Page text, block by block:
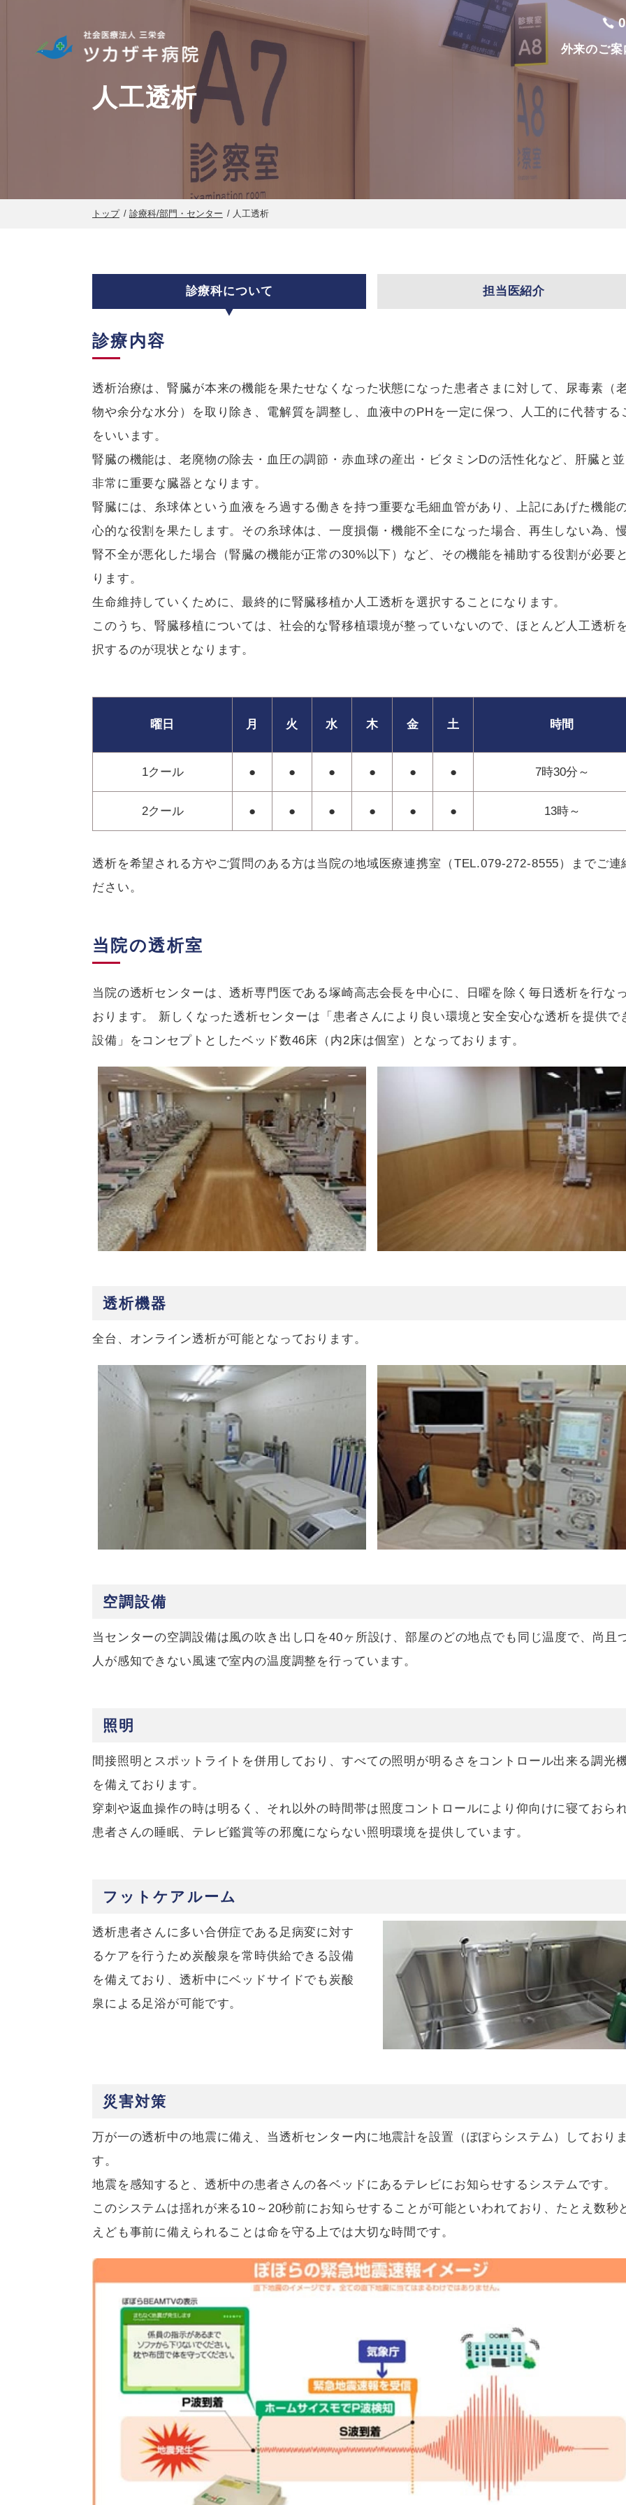
外来のご案
人工透析
トップ 診療科/部門・センター 人工透析
診療科について 担当医紹介
診療内容
透析治療は、腎臓が本来の機能を果たせなくなった状態になった患者さまに対して、尿毒素（
物や余分な水分）を取り除き、電解質を調整し、血液中のPHを一定に保つ、人工的に代替する
をいいます。
腎臓の機能は、老廃物の除去・血圧の調節・赤血球の産出・ビタミンDの活性化など、肝臓と
非常に重要な臓器となります。
腎臓には、糸球体という血液をろ過する働きを持つ重要な毛細血管があり、上記にあげた機能
心的な役割を果たします。その糸球体は、一度損傷・機能不全になった場合、再生しない為、
腎不全が悪化した場合（腎臓の機能が正常の30%以下）など、その機能を補助する役割が必要
ります。
生命維持していくために、最終的に腎臓移植か人工透析を選択することになります。
このうち、腎臓移植については、社会的な腎移植環境が整っていないので、ほとんど人工透析
択するのが現状となります。
曜日 月 火 水 木 金 土 時間
1クール ● ● ● ● ● ● 7時30分～
2クール ● ● ● ● ● ● 13時～
透析を希望される方やご質問のある方は当院の地域医療連携室（TEL.079-272-8555）までご連
ださい。
当院の透析室
当院の透析センターは、透析専門医である塚崎高志会長を中心に、日曜を除く毎日透析を行な
おります。 新しくなった透析センターは「患者さんにより良い環境と安全安心な透析を提供で
設備」をコンセプトとしたベッド数46床（内2床は個室）となっております。
透析機器
全台、オンライン透析が可能となっております。
空調設備
当センターの空調設備は風の吹き出し口を40ヶ所設け、部屋のどの地点でも同じ温度で、尚且
人が感知できない風速で室内の温度調整を行っています。
照明
間接照明とスポットライトを併用しており、すべての照明が明るさをコントロール出来る調光
を備えております。
穿刺や返血操作の時は明るく、それ以外の時間帯は照度コントロールにより仰向けに寝ておら
患者さんの睡眠、テレビ鑑賞等の邪魔にならない照明環境を提供しています。
フットケアルーム
透析患者さんに多い合併症である足病変に対す
るケアを行うため炭酸泉を常時供給できる設備
を備えており、透析中にベッドサイドでも炭酸
泉による足浴が可能です。
災害対策
万が一の透析中の地震に備え、当透析センター内に地震計を設置（ぽぽらシステム）しており
す。
地震を感知すると、透析中の患者さんの各ベッドにあるテレビにお知らせするシステムです。
このシステムは揺れが来る10～20秒前にお知らせすることが可能といわれており、たとえ数秒
えども事前に備えられることは命を守る上では大切な時間です。